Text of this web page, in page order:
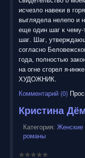
исчезло навеки в
выглядела нелепо и
еще один шаг к
шаг. Шаг,
согласно
года, полностью
на огне сгорел я-
ХУДОЖНИК.
Комментарий (0)
Кристина
Категория: Женские
романы